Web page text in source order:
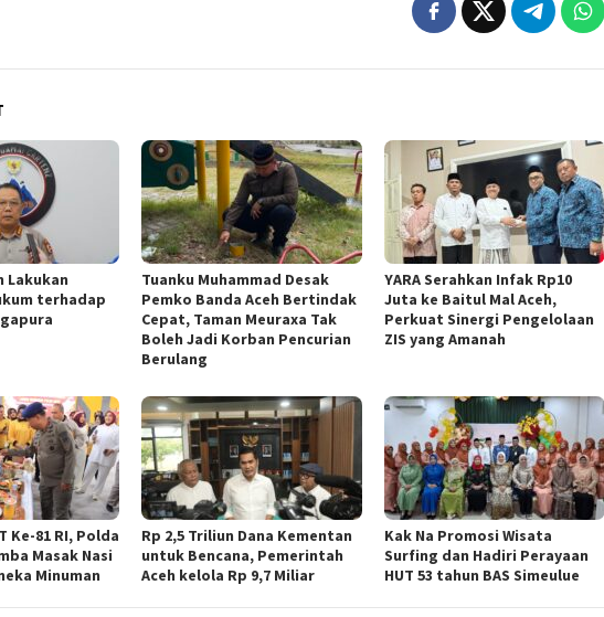
Lakukan
terhadap
Tuanku Muhammad Desak
Pemko Banda Aceh Bertindak
Cepat, Taman Meuraxa Tak
Boleh Jadi Korban Pencurian
Berulang
YARA Serahkan Infak Rp10
Juta ke Baitul Mal Aceh,
Perkuat Sinergi Pengelolaan
ZIS yang Amanah
Ke-81 RI, Polda
Masak Nasi
Minuman
Rp 2,5 Triliun Dana Kementan
untuk Bencana, Pemerintah
Aceh kelola Rp 9,7 Miliar
Kak Na Promosi Wisata
Surfing dan Hadiri Perayaan
HUT 53 tahun BAS Simeulue